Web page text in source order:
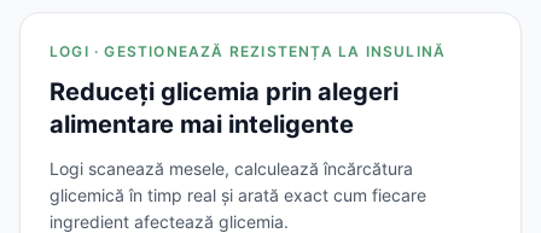
LOGI · GESTIONEAZĂ REZISTENȚA LA INSULINĂ
Reduceți glicemia prin alegeri
alimentare mai inteligente
Logi scanează mesele, calculează încărcătura
glicemică în timp real și arată exact cum fiecare
ingredient afectează glicemia.